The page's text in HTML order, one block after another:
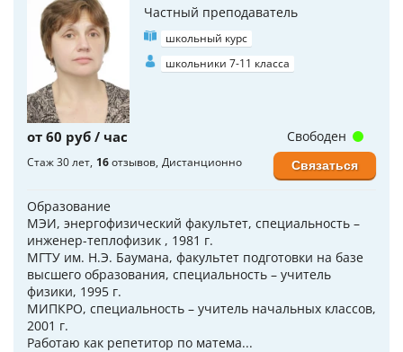
Частный преподаватель
школьный курс
школьники 7-11 класса
от 60 руб / час
Стаж 30 лет 16отзывов Дистанционно
Образование
МЭИ, энергофизический факультет, специальность –
инженер-теплофизик , 1981 г.
МГТУ им. Н.Э. Баумана, факультет подготовки на базе
высшего образования, специальность – учитель
физики, 1995 г.
МИПКРО, специальность – учитель начальных классов,
2001 г.
Работаю как репетитор по матема...
Свободен
Связаться